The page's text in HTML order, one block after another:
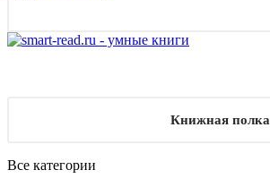
Книжная полка
Все категории